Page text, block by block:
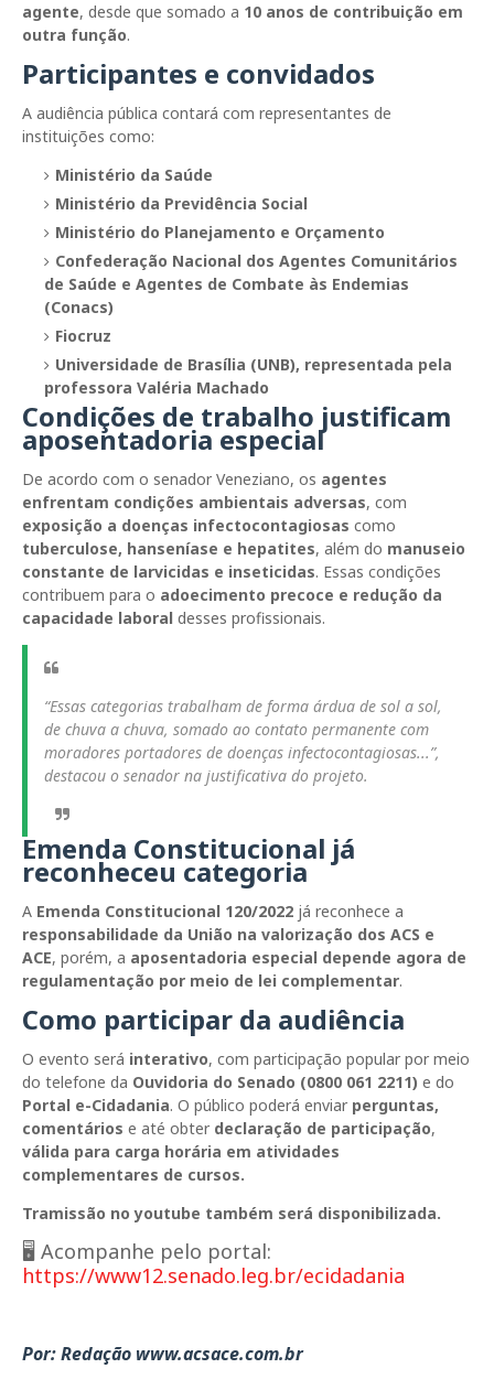
agente, desde que somado a 10 anos de contribuição em
outra função.
Participantes e convidados
A audiência pública contará com representantes de
instituições como:
Ministério da Saúde
Ministério da Previdência Social
Ministério do Planejamento e Orçamento
Confederação Nacional dos Agentes Comunitários
de Saúde e Agentes de Combate às Endemias
(Conacs)
Fiocruz
Universidade de Brasília (UNB), representada pela
professora Valéria Machado
Condições de trabalho justificam
aposentadoria especial
De acordo com o senador Veneziano, os agentes
enfrentam condições ambientais adversas, com
exposição a doenças infectocontagiosas como
tuberculose, hanseníase e hepatites, além do manuseio
constante de larvicidas e inseticidas. Essas condições
contribuem para o adoecimento precoce e redução da
capacidade laboral desses profissionais.
“Essas categorias trabalham de forma árdua de sol a sol,
de chuva a chuva, somado ao contato permanente com
moradores portadores de doenças infectocontagiosas...”,
destacou o senador na justificativa do projeto.
Emenda Constitucional já
reconheceu categoria
A Emenda Constitucional 120/2022 já reconhece a
responsabilidade da União na valorização dos ACS e
ACE, porém, a aposentadoria especial depende agora de
regulamentação por meio de lei complementar.
Como participar da audiência
O evento será interativo, com participação popular por meio
do telefone da Ouvidoria do Senado (0800 061 2211) e do
Portal e-Cidadania. O público poderá enviar perguntas,
comentários e até obter declaração de participação,
válida para carga horária em atividades
complementares de cursos.
Tramissão no youtube também será disponibilizada.
🖥️ Acompanhe pelo portal:
https://www12.senado.leg.br/ecidadania
Por: Redação www.acsace.com.br